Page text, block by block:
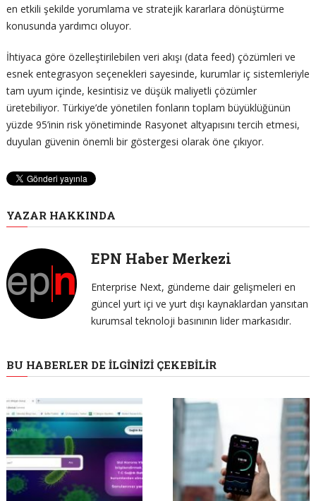
en etkili şekilde yorumlama ve stratejik kararlara dönüştürme
konusunda yardımcı oluyor.
İhtiyaca göre özelleştirilebilen veri akışı (data feed) çözümleri ve
esnek entegrasyon seçenekleri sayesinde, kurumlar iç sistemleriyle
tam uyum içinde, kesintisiz ve düşük maliyetli çözümler
üretebiliyor. Türkiye’de yönetilen fonların toplam büyüklüğünün
yüzde 95’inin risk yönetiminde Rasyonet altyapısını tercih etmesi,
duyulan güvenin önemli bir göstergesi olarak öne çıkıyor.
YAZAR HAKKINDA
EPN Haber Merkezi
Enterprise Next, gündeme dair gelişmeleri en
güncel yurt içi ve yurt dışı kaynaklardan yansıtan
kurumsal teknoloji basınının lider markasıdır.
BU HABERLER DE İLGINIZI ÇEKEBILIR